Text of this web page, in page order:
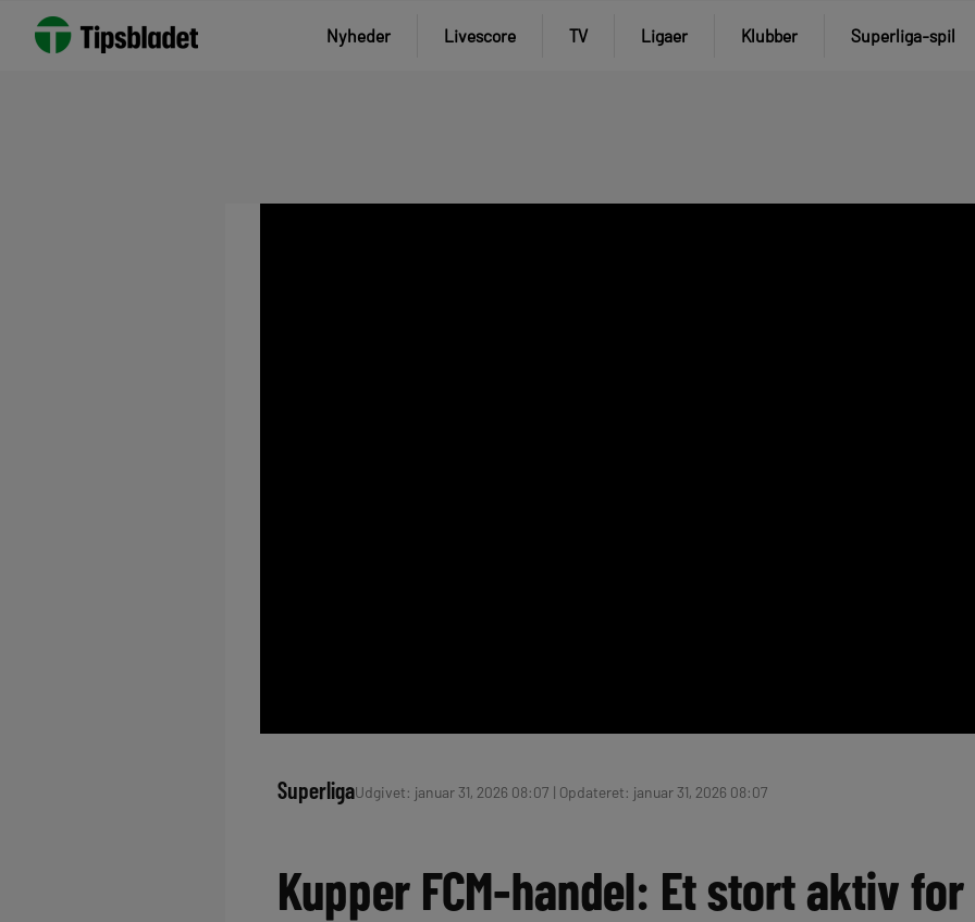
Nyheder Livescore TV Ligaer Klubber Superliga-spil
SuperligaUdgivet: januar 31, 2026 08:07 | Opdateret: januar 31, 2026 08:07
Kupper FCM-handel: Et stort aktiv